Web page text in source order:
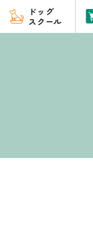
ドッグ
スクール